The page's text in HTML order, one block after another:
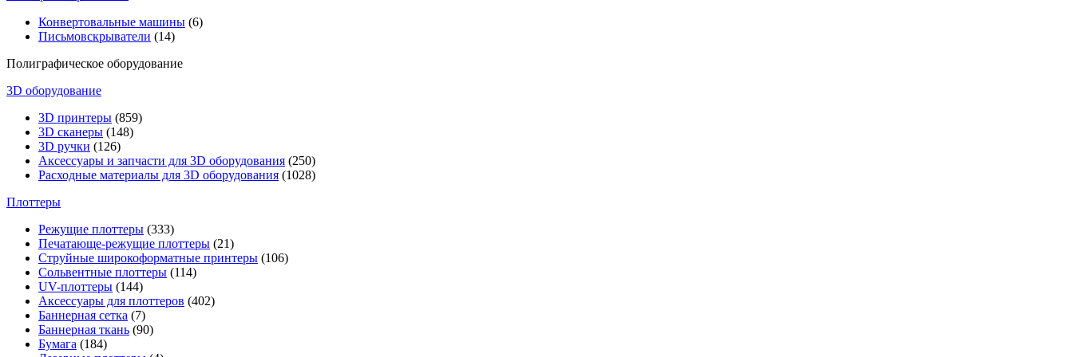
Конвертовальные машины (6)
Письмовскрыватели (14)
Полиграфическое оборудование
3D оборудование
3D принтеры (859)
3D сканеры (148)
3D ручки (126)
Аксессуары и запчасти для 3D оборудования (250)
Расходные материалы для 3D оборудования (1028)
Плоттеры
Режущие плоттеры (333)
Печатающе-режущие плоттеры (21)
Струйные широкоформатные принтеры (106)
Сольвентные плоттеры (114)
UV-плоттеры (144)
Аксессуары для плоттеров (402)
Баннерная сетка (7)
Баннерная ткань (90)
Бумага (184)